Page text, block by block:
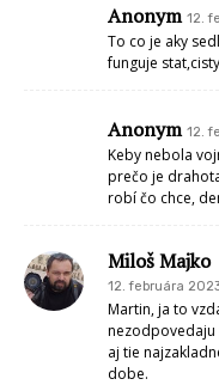
Anonym 12.
To co je aky
funguje
Anonym 12.
Keby nebola
prečo je
robí čo chce,
Miloš Majko
12. februára
Martin, ja to
nezodpovedaju
aj tie
dobe.